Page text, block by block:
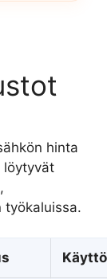
hinta
löytyvät
työkaluissa.